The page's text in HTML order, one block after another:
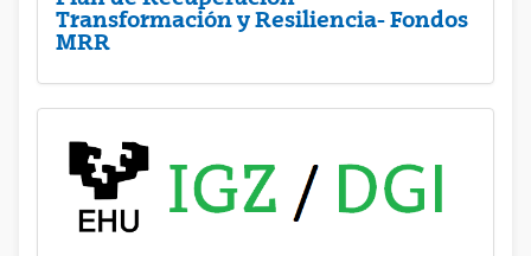
Transformación y Resiliencia- Fondos
MRR